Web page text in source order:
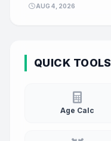
AUG 4, 2026
QUICK TOOLS
Age Calc